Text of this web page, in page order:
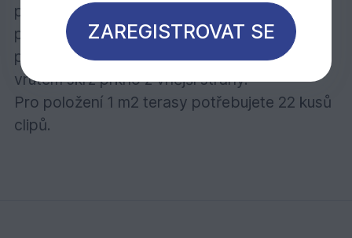
podkladovému hranolu vrutem. Takto se
pokračuje až do konce terasy. Stejně jako
první i poslední prkno musí být připevněno
vrutem skrz prkno z vnější strany.
Pro položení 1 m2 terasy potřebujete 22 kusů
clipů.
ZAREGISTROVAT SE